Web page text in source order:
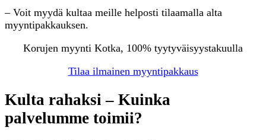
– Voit myydä kultaa meille helposti tilaamalla alta
myyntipakkauksen.
Korujen myynti Kotka, 100% tyytyväisyystakuulla
Tilaa ilmainen myyntipakkaus
Kulta rahaksi – Kuinka
palvelumme toimii?